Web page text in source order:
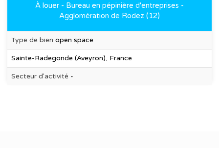
À louer - Bureau en pépinière d'entreprises -
Agglomération de Rodez (12)
Type de bien open space
Sainte-Radegonde (Aveyron), France
Secteur d'activité -